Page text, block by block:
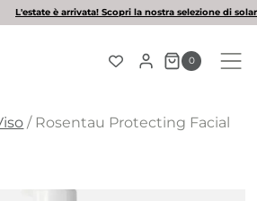
Scopri la nostra selezione di solari
0
/ Rosentau Protecting Facial